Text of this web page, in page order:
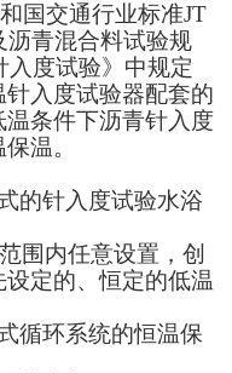
国交通行业标准JT
沥青混合料试验规
入度试验》中规定
入度试验器配套的
温条件下沥青针入度
温。
的针入度试验水浴
围内任意设置，创
定的、恒定的低温
循环系统的恒温保